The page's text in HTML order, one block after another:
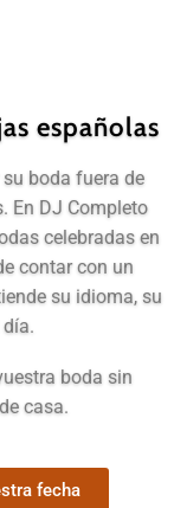
españolas
boda fuera de
En DJ Completo
celebradas en
contar con un
su idioma, su
boda sin
casa.
fecha